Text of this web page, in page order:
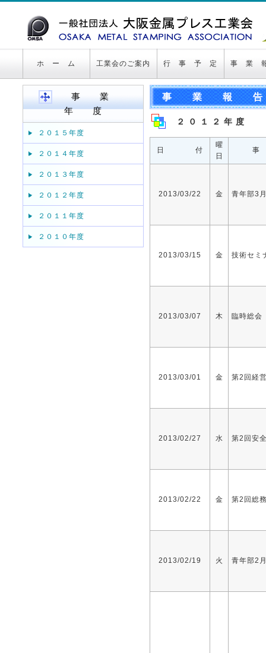
ホ ー ム 工業会のご案内 行 事 予 定 事 業
事 業
年 度
２０１５年度
２０１４年度
２０１３年度
２０１２年度
２０１１年度
２０１０年度
事 業 報 告
２ ０ １ ２ 年 度
日 付
曜
日
2013/03/22 金 青年部3
2013/03/15 金 技術セミ
2013/03/07 木 臨時総会
2013/03/01 金 第2回経
2013/02/27 水 第2回安
2013/02/22 金 第2回総
2013/02/19 火 青年部2